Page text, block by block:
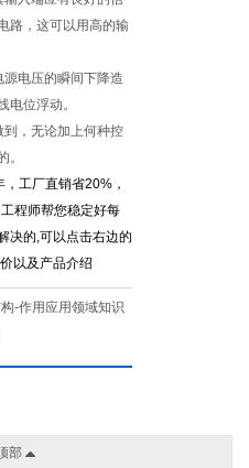
路，这可以用高的输
电压的瞬间下降造
电位浮动。
，无论加上何种控
。
工厂直销省20%，
程师帮您稳定好每
决的,可以点击右边的
以及产品介绍
-作用应用领域知识
部